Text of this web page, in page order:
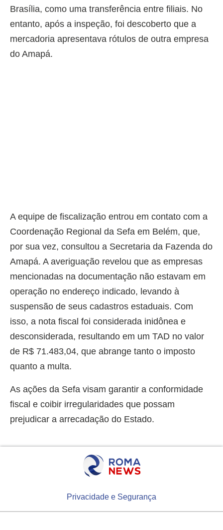
Brasília, como uma transferência entre filiais. No
entanto, após a inspeção, foi descoberto que a
mercadoria apresentava rótulos de outra empresa
do Amapá.
A equipe de fiscalização entrou em contato com a
Coordenação Regional da Sefa em Belém, que,
por sua vez, consultou a Secretaria da Fazenda do
Amapá. A averiguação revelou que as empresas
mencionadas na documentação não estavam em
operação no endereço indicado, levando à
suspensão de seus cadastros estaduais. Com
isso, a nota fiscal foi considerada inidônea e
desconsiderada, resultando em um TAD no valor
de R$ 71.483,04, que abrange tanto o imposto
quanto a multa.
As ações da Sefa visam garantir a conformidade
fiscal e coibir irregularidades que possam
prejudicar a arrecadação do Estado.
Privacidade e Segurança